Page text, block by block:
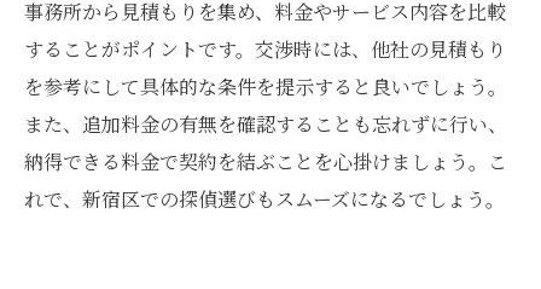
事務所から見積もりを集め、料金やサービス内容を比較
することがポイントです。交渉時には、他社の見積もり
を参考にして具体的な条件を提示すると良いでしょう。
また、追加料金の有無を確認することも忘れずに行い、
納得できる料金で契約を結ぶことを心掛けましょう。こ
れで、新宿区での探偵選びもスムーズになるでしょう。